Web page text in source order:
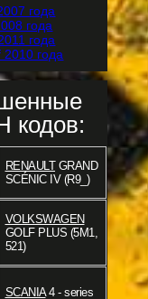
кодов:
RENAULTGRAND
SCÉNIC IV (R9_)
VOLKSWAGEN
GOLF PLUS (5M1,
521)
SCANIA4 - series